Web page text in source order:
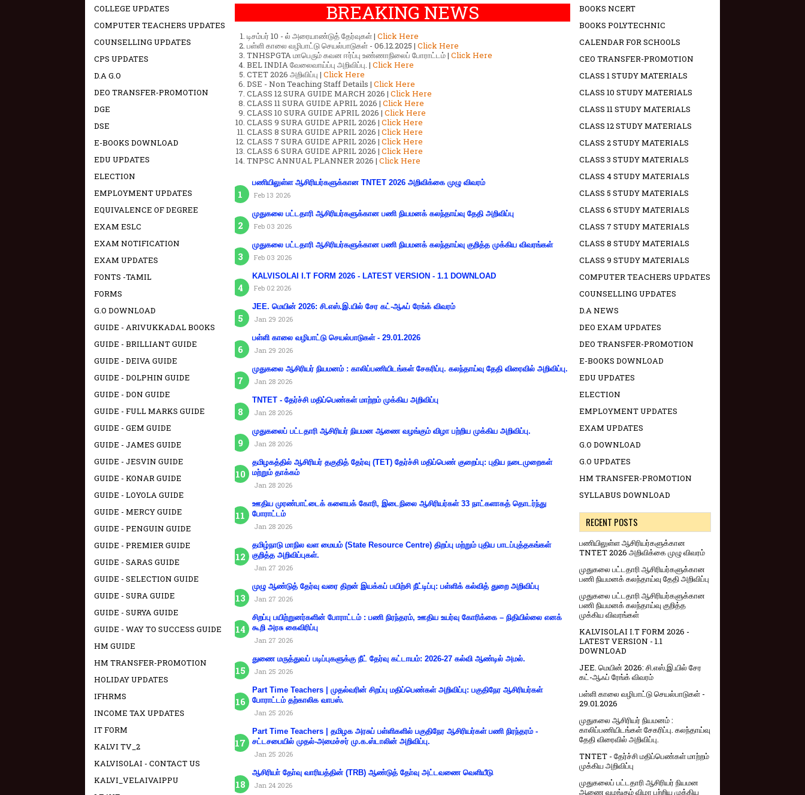
BREAKING NEWS
டிசம்பர் 10 - ல் அரையாண்டுத் தேர்வுகள் | Click Here
பள்ளி காலை வழிபாட்டு செயல்பாடுகள் - 06.12.2025 | Click Here
TNHSPGTA மாபெரும் கவன ஈர்ப்பு உண்ணாநிலைப் போராட்டம் | Click Here
BEL INDIA வேலைவாய்ப்பு அறிவிப்பு. | Click Here
CTET 2026 அறிவிப்பு | Click Here
DSE - Non Teaching Staff Details | Click Here
CLASS 12 SURA GUIDE MARCH 2026 | Click Here
CLASS 11 SURA GUIDE APRIL 2026 | Click Here
CLASS 10 SURA GUIDE APRIL 2026 | Click Here
CLASS 9 SURA GUIDE APRIL 2026 | Click Here
CLASS 8 SURA GUIDE APRIL 2026 | Click Here
CLASS 7 SURA GUIDE APRIL 2026 | Click Here
CLASS 6 SURA GUIDE APRIL 2026 | Click Here
TNPSC ANNUAL PLANNER 2026 | Click Here
பணியிலுள்ள ஆசிரியர்களுக்கான TNTET 2026 அறிவிக்கை முழு விவரம்
Feb 13 2026
முதுகலை பட்டதாரி ஆசிரியர்களுக்கான பணி நியமனக் கலந்தாய்வு தேதி அறிவிப்பு
Feb 03 2026
முதுகலை பட்டதாரி ஆசிரியர்களுக்கான பணி நியமனக் கலந்தாய்வு குறித்த முக்கிய விவரங்கள்
Feb 03 2026
KALVISOLAI I.T FORM 2026 - LATEST VERSION - 1.1 DOWNLOAD
Feb 02 2026
JEE. மெயின் 2026: சி.எஸ்.இ.யில் சேர கட்-ஆஃப் ரேங்க் விவரம்
Jan 29 2026
பள்ளி காலை வழிபாட்டு செயல்பாடுகள் - 29.01.2026
Jan 29 2026
முதுகலை ஆசிரியர் நியமனம் : காலிப்பணியிடங்கள் சேகரிப்பு. கலந்தாய்வு தேதி விரைவில் அறிவிப்பு.
Jan 28 2026
TNTET - தேர்ச்சி மதிப்பெண்கள் மாற்றம் முக்கிய அறிவிப்பு
Jan 28 2026
முதுகலைப் பட்டதாரி ஆசிரியர் நியமன ஆணை வழங்கும் விழா பற்றிய முக்கிய அறிவிப்பு.
Jan 28 2026
தமிழகத்தில் ஆசிரியர் தகுதித் தேர்வு (TET) தேர்ச்சி மதிப்பெண் குறைப்பு: புதிய நடைமுறைகள்
மற்றும் தாக்கம்
Jan 28 2026
ஊதிய முரண்பாட்டைக் களையக் கோரி, இடைநிலை ஆசிரியர்கள் 33 நாட்களாகத் தொடர்ந்து
போராட்டம்
Jan 28 2026
தமிழ்நாடு மாநில வள மையம் (State Resource Centre) திறப்பு மற்றும் புதிய பாடப்புத்தகங்கள்
குறித்த அறிவிப்புகள்.
Jan 27 2026
முழு ஆண்டுத் தேர்வு வரை திறன் இயக்கப் பயிற்சி நீட்டிப்பு: பள்ளிக் கல்வித் துறை அறிவிப்பு
Jan 27 2026
சிறப்பு பயிற்றுனர்களின் போராட்டம் : பணி நிரந்தரம், ஊதிய உயர்வு கோரிக்கை – நிதியில்லை எனக்
கூறி அரசு கைவிரிப்பு
Jan 27 2026
துணை மருத்துவப் படிப்புகளுக்கு நீட் தேர்வு கட்டாயம்: 2026-27 கல்வி ஆண்டில் அமல்.
Jan 25 2026
Part Time Teachers | முதல்வரின் சிறப்பு மதிப்பெண்கள் அறிவிப்பு: பகுதிநேர ஆசிரியர்கள்
போராட்டம் தற்காலிக வாபஸ்.
Jan 25 2026
Part Time Teachers | தமிழக அரசுப் பள்ளிகளில் பகுதிநேர ஆசிரியர்கள் பணி நிரந்தரம் -
சட்டசபையில் முதல்-அமைச்சர் மு.க.ஸ்டாலின் அறிவிப்பு.
Jan 25 2026
ஆசிரியா் தோ்வு வாரியத்தின் (TRB) ஆண்டுத் தோ்வு அட்டவணை வெளியீடு
Jan 24 2026
COLLEGE UPDATES
COMPUTER TEACHERS UPDATES
COUNSELLING UPDATES
CPS UPDATES
D.A G.O
DEO TRANSFER-PROMOTION
DGE
DSE
E-BOOKS DOWNLOAD
EDU UPDATES
ELECTION
EMPLOYMENT UPDATES
EQUIVALENCE OF DEGREE
EXAM ESLC
EXAM NOTIFICATION
EXAM UPDATES
FONTS -TAMIL
FORMS
G.O DOWNLOAD
GUIDE - ARIVUKKADAL BOOKS
GUIDE - BRILLIANT GUIDE
GUIDE - DEIVA GUIDE
GUIDE - DOLPHIN GUIDE
GUIDE - DON GUIDE
GUIDE - FULL MARKS GUIDE
GUIDE - GEM GUIDE
GUIDE - JAMES GUIDE
GUIDE - JESVIN GUIDE
GUIDE - KONAR GUIDE
GUIDE - LOYOLA GUIDE
GUIDE - MERCY GUIDE
GUIDE - PENGUIN GUIDE
GUIDE - PREMIER GUIDE
GUIDE - SARAS GUIDE
GUIDE - SELECTION GUIDE
GUIDE - SURA GUIDE
GUIDE - SURYA GUIDE
GUIDE - WAY TO SUCCESS GUIDE
HM GUIDE
HM TRANSFER-PROMOTION
HOLIDAY UPDATES
IFHRMS
INCOME TAX UPDATES
IT FORM
KALVI TV_2
KALVISOLAI - CONTACT US
KALVI_VELAIVAIPPU
BOOKS NCERT
BOOKS POLYTECHNIC
CALENDAR FOR SCHOOLS
CEO TRANSFER-PROMOTION
CLASS 1 STUDY MATERIALS
CLASS 10 STUDY MATERIALS
CLASS 11 STUDY MATERIALS
CLASS 12 STUDY MATERIALS
CLASS 2 STUDY MATERIALS
CLASS 3 STUDY MATERIALS
CLASS 4 STUDY MATERIALS
CLASS 5 STUDY MATERIALS
CLASS 6 STUDY MATERIALS
CLASS 7 STUDY MATERIALS
CLASS 8 STUDY MATERIALS
CLASS 9 STUDY MATERIALS
COMPUTER TEACHERS UPDATES
COUNSELLING UPDATES
D.A NEWS
DEO EXAM UPDATES
DEO TRANSFER-PROMOTION
E-BOOKS DOWNLOAD
EDU UPDATES
ELECTION
EMPLOYMENT UPDATES
EXAM UPDATES
G.O DOWNLOAD
G.O UPDATES
HM TRANSFER-PROMOTION
SYLLABUS DOWNLOAD
RECENT POSTS
பணியிலுள்ள ஆசிரியர்களுக்கான
TNTET 2026 அறிவிக்கை முழு விவரம்
முதுகலை பட்டதாரி ஆசிரியர்களுக்கான
பணி நியமனக் கலந்தாய்வு தேதி அறிவிப்பு
முதுகலை பட்டதாரி ஆசிரியர்களுக்கான
பணி நியமனக் கலந்தாய்வு குறித்த
முக்கிய விவரங்கள்
KALVISOLAI I.T FORM 2026 -
LATEST VERSION - 1.1
DOWNLOAD
JEE. மெயின் 2026: சி.எஸ்.இ.யில் சேர
கட்-ஆஃப் ரேங்க் விவரம்
பள்ளி காலை வழிபாட்டு செயல்பாடுகள் -
29.01.2026
முதுகலை ஆசிரியர் நியமனம் :
காலிப்பணியிடங்கள் சேகரிப்பு. கலந்தாய்வு
தேதி விரைவில் அறிவிப்பு.
TNTET - தேர்ச்சி மதிப்பெண்கள் மாற்றம்
முக்கிய அறிவிப்பு
முதுகலைப் பட்டதாரி ஆசிரியர் நியமன
ஆணை வழங்கும் விழா பற்றிய முக்கிய